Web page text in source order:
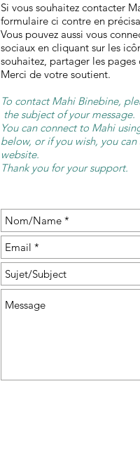
Si vous souhaitez contacter
formulaire ci contre en
Vous pouvez aussi vous
sociaux en cliquant sur les
souhaitez, partager les pages
Merci de votre soutient.
To contact Mahi Binebine,
the subject of your message.
You can connect to Mahi
below, or if you wish, you
website.
Thank you for your support.